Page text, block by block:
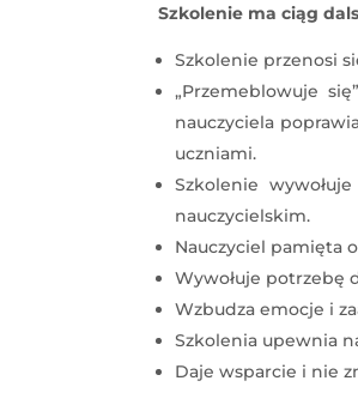
Szkolenie ma ciąg
Szkolenie przenosi
„Przemeblowuje
nauczyciela
uczniami.
Szkolenie
nauczycielskim.
Nauczyciel pamięta
Wywołuje potrzebę
Wzbudza emocje i
Szkolenia upewnia
Daje wsparcie i nie